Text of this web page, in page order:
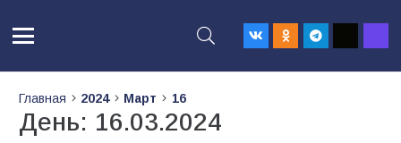
Главная 2024 Март 16
День: 16.03.2024